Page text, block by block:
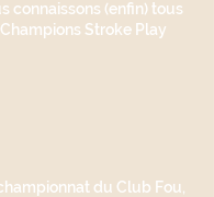
connaissons (enfin) tous
Stroke Play
du Club Fou,